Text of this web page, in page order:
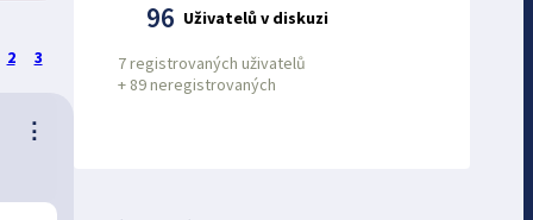
2 3
⋮
96 Uživatelů v diskuzi
7 registrovaných uživatelů
+ 89 neregistrovaných